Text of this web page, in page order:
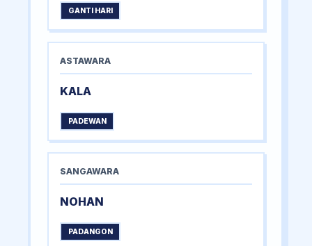
GANTI HARI
ASTAWARA
KALA
PADEWAN
SANGAWARA
NOHAN
PADANGON